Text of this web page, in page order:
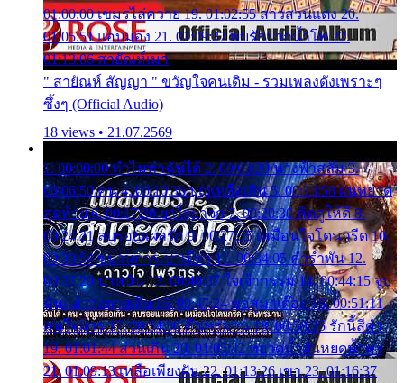
01:00:00 เขมรไล่ควาย 19. 01:02:55 สาวสวนแตง 20.
01:05:51 แอบมอง 21. 01:09:27 พบรักปากน้ำโพ 22.
01:13:06 สายัณห์เมา
" สายัณห์ สัญญา " ขวัญใจคนเดิม - รวมเพลงดังเพราะๆ
ซึ้งๆ (Official Audio)
18 views • 21.07.2569
1. 00:00:00 ทำไมทำฉันได้ 2. 00:03:20 นางฟ้าสลัม 3.
00:06:50 คน 4. 00:10:36 บุญเหลือเกิน 5. 00:13:58 ฝนหยาด
สุดท้าย 6. 00:17:30 ยาใจยาจก 7. 00:20:30 คิดดูให้ดี 8.
00:24:21 ลบรอยแผลรัก 9. 00:27:35 เหมือนใจโดนกรีด 10.
00:30:54 ขบวนการเปาเปียว 11. 00:34:05 คำรำพัน 12.
00:37:20 ปาหนัน 13. 00:40:37 ใจเจ้ากรรม 14. 00:44:15 จูบ
ฉันแล้วจงตายเสีย 15. 00:47:24 ขอสูมาเต๊อะ 16. 00:51:11
คนใจมาร 17. 00:54:50 คืนทรมาน 18. 00:58:25 รักนี้สีดำ
19. 01:01:44 ส่วนเกิน 20. 01:05:42 หยาดน้ำฝนหยดน้ำตา
21. 01:09:13 เหลือเพียงฝัน 22. 01:13:26 เขา 23. 01:16:37